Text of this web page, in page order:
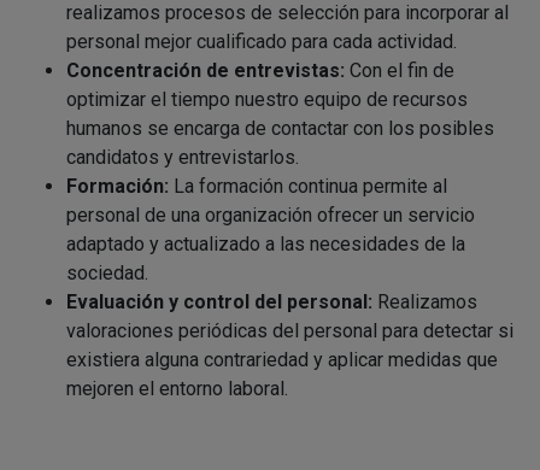
realizamos procesos de selección para incorporar al
personal mejor cualificado para cada actividad.
Concentración de entrevistas: Con el fin de
optimizar el tiempo nuestro equipo de recursos
humanos se encarga de contactar con los posibles
candidatos y entrevistarlos.
Formación: La formación continua permite al
personal de una organización ofrecer un servicio
adaptado y actualizado a las necesidades de la
sociedad.
Evaluación y control del personal: Realizamos
valoraciones periódicas del personal para detectar si
existiera alguna contrariedad y aplicar medidas que
mejoren el entorno laboral.